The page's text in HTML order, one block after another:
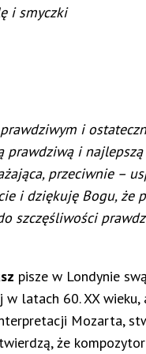
i smyczki
i
prawdziwą i najlepszą
przeciwnie –
i dziękuję Bogu, że
szczęśliwości
pisze w Londynie
latach 60. XX
Mozarta,
że